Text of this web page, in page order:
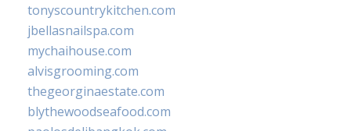
tonyscountrykitchen.com
jbellasnailspa.com
mychaihouse.com
alvisgrooming.com
thegeorginaestate.com
blythewoodseafood.com